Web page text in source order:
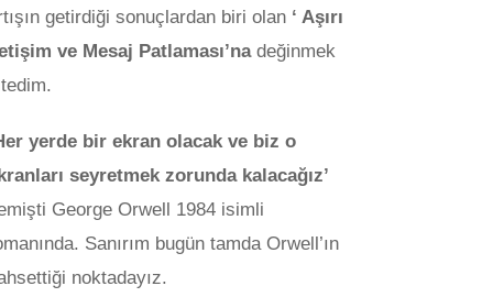
getirdiği sonuçlardan biri olan ‘ Aşırı
ve Mesaj Patlaması’nadeğinmek
yerde bir ekran olacak ve biz o
seyretmek zorunda kalacağız’
George Orwell 1984 isimli
Sanırım bugün tamda Orwell’ın
noktadayız.